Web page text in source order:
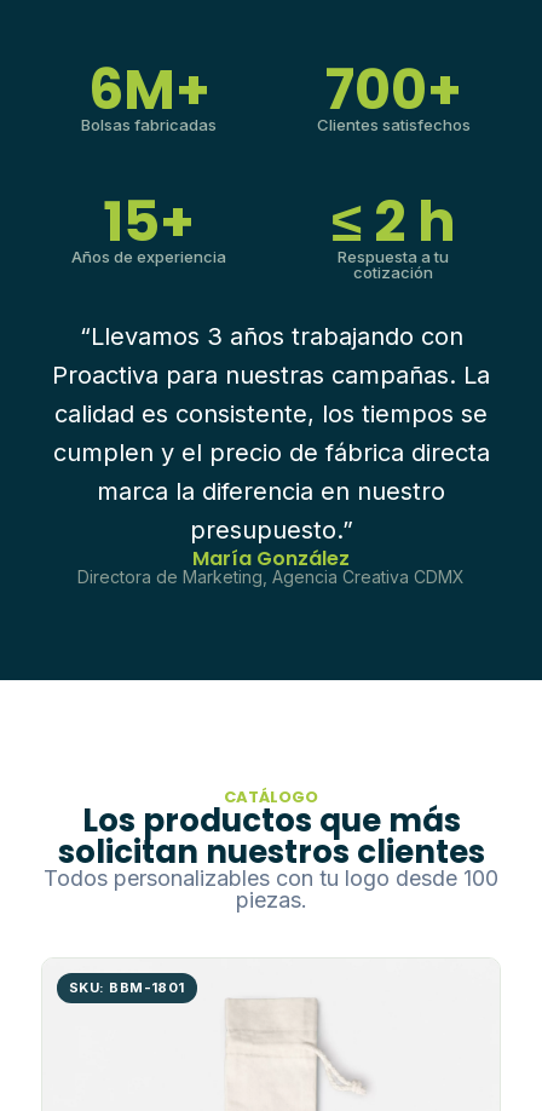
6M+
Bolsas fabricadas 700+
Clientes satisfechos
15+
Años de experiencia ≤ 2 h
Respuesta a tu
cotización
“Llevamos 3 años trabajando con
Proactiva para nuestras campañas. La
calidad es consistente, los tiempos se
cumplen y el precio de fábrica directa
marca la diferencia en nuestro
presupuesto.”
María González
Directora de Marketing, Agencia Creativa CDMX
CATÁLOGO
Los productos que más
solicitan nuestros clientes
Todos personalizables con tu logo desde 100
piezas.
SKU: BBM-1801